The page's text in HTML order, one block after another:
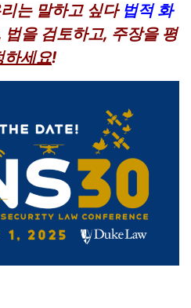
는 말하고 싶다 법적 화
을 검토하고, 주장을 평
하세요!